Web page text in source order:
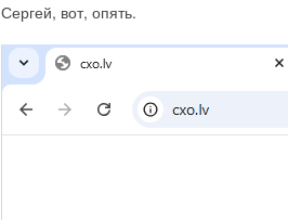
Сергей, вот, опять.